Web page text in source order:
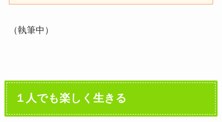
（執筆中）
１人でも楽しく生きる